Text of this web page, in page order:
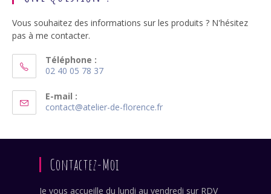
Vous souhaitez des informations sur les produits ? N'hésitez
pas à me contacter.
Téléphone :
02 40 05 78 37
dans
votre
E-mail :
contact@atelier-de-florence.frS’ouvre
application
Contactez-Moi
Je vous accueille du lundi au vendredi sur RDV